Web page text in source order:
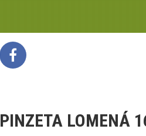
PINZETA LOMENÁ